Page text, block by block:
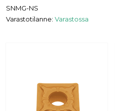
SNMG-NS
Varastotilanne: Varastossa